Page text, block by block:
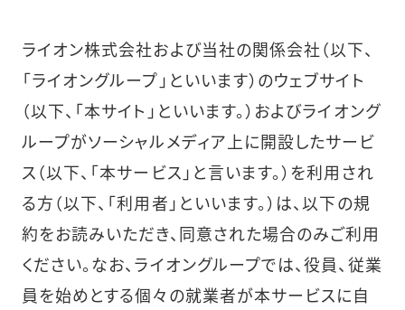
ライオン株式会社および当社の関係会社（以下、
「ライオングループ」といいます）のウェブサイト
（以下、「本サイト」といいます。）およびライオング
ループがソーシャルメディア上に開設したサービ
ス（以下、「本サービス」と言います。）を利用され
る方（以下、「利用者」といいます。）は、以下の規
約をお読みいただき、同意された場合のみご利用
ください。なお、ライオングループでは、役員、従業
員を始めとする個々の就業者が本サービスに自